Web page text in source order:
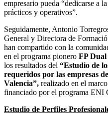
empresario pueda “dedicarse a
prácticos y operativos”.
Seguidamente, Antonio
General y Directora de
han compartido con la
en el programa pionero FP
los resultados del “Estudio de
requeridos por las empresas
Valencia”, realizado en el
financiado por el programa ENI
Estudio de Perfiles